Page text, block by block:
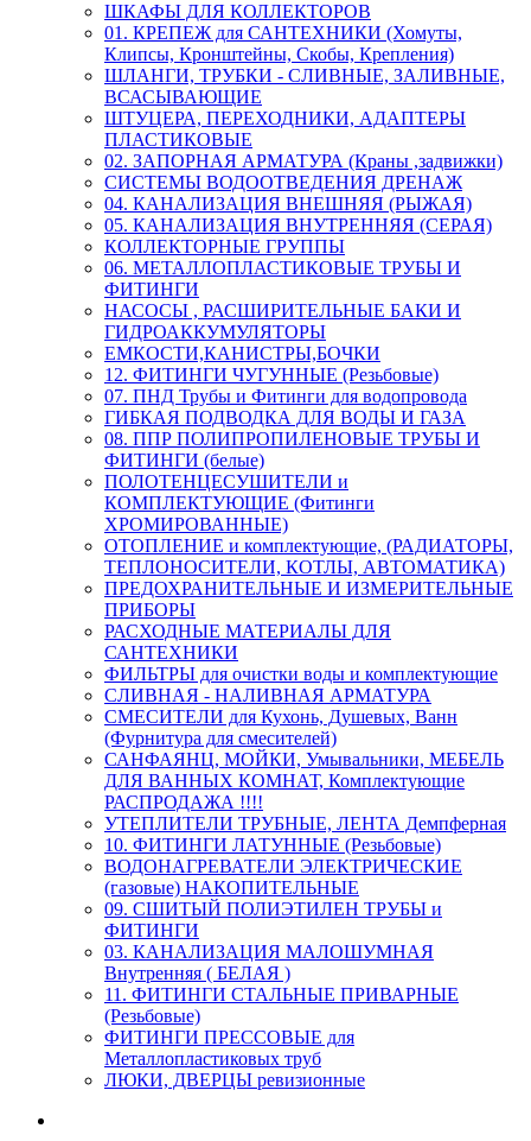
ШКАФЫ ДЛЯ КОЛЛЕКТОРОВ
01. КРЕПЕЖ для САНТЕХНИКИ (Хомуты,
Клипсы, Кронштейны, Скобы, Крепления)
ШЛАНГИ, ТРУБКИ - СЛИВНЫЕ, ЗАЛИВНЫЕ,
ВСАСЫВАЮЩИЕ
ШТУЦЕРА, ПЕРЕХОДНИКИ, АДАПТЕРЫ
ПЛАСТИКОВЫЕ
02. ЗАПОРНАЯ АРМАТУРА (Краны ,задвижки)
СИСТЕМЫ ВОДООТВЕДЕНИЯ ДРЕНАЖ
04. КАНАЛИЗАЦИЯ ВНЕШНЯЯ (РЫЖАЯ)
05. КАНАЛИЗАЦИЯ ВНУТРЕННЯЯ (СЕРАЯ)
КОЛЛЕКТОРНЫЕ ГРУППЫ
06. МЕТАЛЛОПЛАСТИКОВЫЕ ТРУБЫ И
ФИТИНГИ
НАСОСЫ , РАСШИРИТЕЛЬНЫЕ БАКИ И
ГИДРОАККУМУЛЯТОРЫ
ЕМКОСТИ,КАНИСТРЫ,БОЧКИ
12. ФИТИНГИ ЧУГУННЫЕ (Резьбовые)
07. ПНД Трубы и Фитинги для водопровода
ГИБКАЯ ПОДВОДКА ДЛЯ ВОДЫ И ГАЗА
08. ППР ПОЛИПРОПИЛЕНОВЫЕ ТРУБЫ И
ФИТИНГИ (белые)
ПОЛОТЕНЦЕСУШИТЕЛИ и
КОМПЛЕКТУЮЩИЕ (Фитинги
ХРОМИРОВАННЫЕ)
ОТОПЛЕНИЕ и комплектующие, (РАДИАТОРЫ,
ТЕПЛОНОСИТЕЛИ, КОТЛЫ, АВТОМАТИКА)
ПРЕДОХРАНИТЕЛЬНЫЕ И ИЗМЕРИТЕЛЬНЫЕ
ПРИБОРЫ
РАСХОДНЫЕ МАТЕРИАЛЫ ДЛЯ
САНТЕХНИКИ
ФИЛЬТРЫ для очистки воды и комплектующие
СЛИВНАЯ - НАЛИВНАЯ АРМАТУРА
СМЕСИТЕЛИ для Кухонь, Душевых, Ванн
(Фурнитура для смесителей)
САНФАЯНЦ, МОЙКИ, Умывальники, МЕБЕЛЬ
ДЛЯ ВАННЫХ КОМНАТ, Комплектующие
РАСПРОДАЖА !!!!
УТЕПЛИТЕЛИ ТРУБНЫЕ, ЛЕНТА Демпферная
10. ФИТИНГИ ЛАТУННЫЕ (Резьбовые)
ВОДОНАГРЕВАТЕЛИ ЭЛЕКТРИЧЕСКИЕ
(газовые) НАКОПИТЕЛЬНЫЕ
09. СШИТЫЙ ПОЛИЭТИЛЕН ТРУБЫ и
ФИТИНГИ
03. КАНАЛИЗАЦИЯ МАЛОШУМНАЯ
Внутренняя ( БЕЛАЯ )
11. ФИТИНГИ СТАЛЬНЫЕ ПРИВАРНЫЕ
(Резьбовые)
ФИТИНГИ ПРЕССОВЫЕ для
Металлопластиковых труб
ЛЮКИ, ДВЕРЦЫ ревизионные